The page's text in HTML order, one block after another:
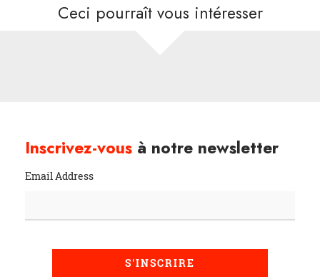
Ceci pourraît vous intéresser
Inscrivez-vous à notre newsletter
Email Address